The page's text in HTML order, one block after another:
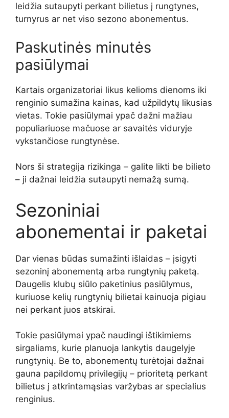
leidžia sutaupyti perkant bilietus į rungtynes,
turnyrus ar net viso sezono abonementus.
Paskutinės minutės
pasiūlymai
Kartais organizatoriai likus kelioms dienoms iki
renginio sumažina kainas, kad užpildytų likusias
vietas. Tokie pasiūlymai ypač dažni mažiau
populiariuose mačuose ar savaitės viduryje
vykstančiose rungtynėse.
Nors ši strategija rizikinga – galite likti be bilieto
– ji dažnai leidžia sutaupyti nemažą sumą.
Sezoniniai
abonementai ir paketai
Dar vienas būdas sumažinti išlaidas – įsigyti
sezoninį abonementą arba rungtynių paketą.
Daugelis klubų siūlo paketinius pasiūlymus,
kuriuose kelių rungtynių bilietai kainuoja pigiau
nei perkant juos atskirai.
Tokie pasiūlymai ypač naudingi ištikimiems
sirgaliams, kurie planuoja lankytis daugelyje
rungtynių. Be to, abonementų turėtojai dažnai
gauna papildomų privilegijų – prioritetą perkant
bilietus į atkrintamąsias varžybas ar specialius
renginius.